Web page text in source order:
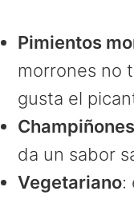
Pimientos
morrones no
gusta el
Champiñones
da un sabor
Vegetariano: